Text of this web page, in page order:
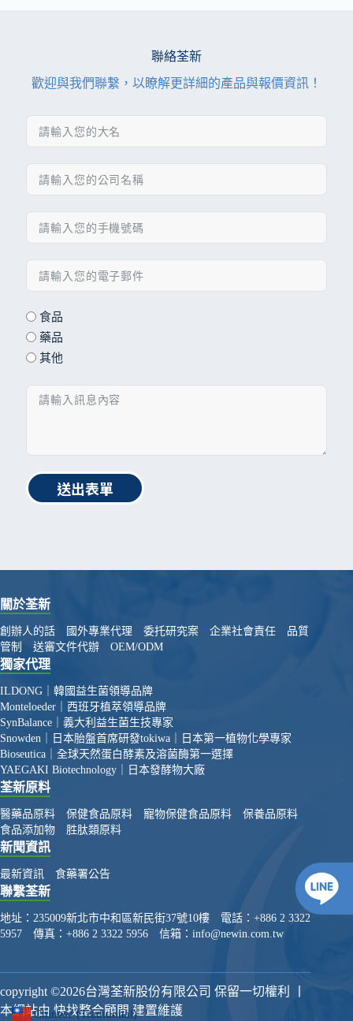
聯絡荃新
歡迎與我們聯繫，以瞭解更詳細的產品與報價資訊！
食品
藥品
其他
送出表單
關於荃新
創辦人的話 國外專業代理 委托研究案 企業社會責任
品質
管制
送審文件代辦 OEM/ODM
獨家代理
ILDONG｜韓國益生菌領導品牌
Monteloeder｜西班牙植萃領導品牌
SynBalance｜義大利益生菌生技專家
Snowden｜日本胎盤首席研發tokiwa｜日本第一植物化學專家
Bioseutica｜全球天然蛋白酵素及溶菌酶第一選擇
YAEGAKI Biotechnology｜日本發酵物大廠
荃新原料
醫藥品原料 保健食品原料 寵物保健食品原料
保養品原料
食品添加物
胜肽類原料
新聞資訊
最新資訊 食藥署公告
聯繫荃新
地址： 235009新北市中和區新民街37號10樓 電話： +886 2 3322
5957 傳真： +886 2 3322 5956 信箱： info@newin.com.tw
copyright ©2026台灣荃新股份有限公司 保留一切權利 丨
本網站由 快找整合顧問 建置維護
Chinese (Traditional) ▼